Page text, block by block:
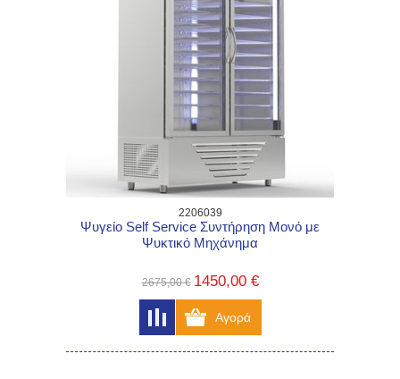
2206039
Ψυγείο Self Service Συντήρηση Μονό με
Ψυκτικό Μηχάνημα
2675,00 € 1450,00 €